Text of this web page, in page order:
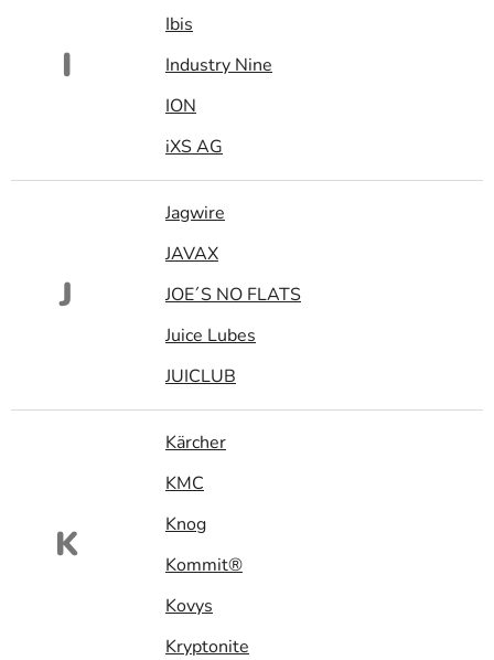
I
Ibis
Industry Nine
ION
iXS AG
J
Jagwire
JAVAX
JOE´S NO FLATS
Juice Lubes
JUICLUB
K
Kärcher
KMC
Knog
Kommit®
Kovys
Kryptonite